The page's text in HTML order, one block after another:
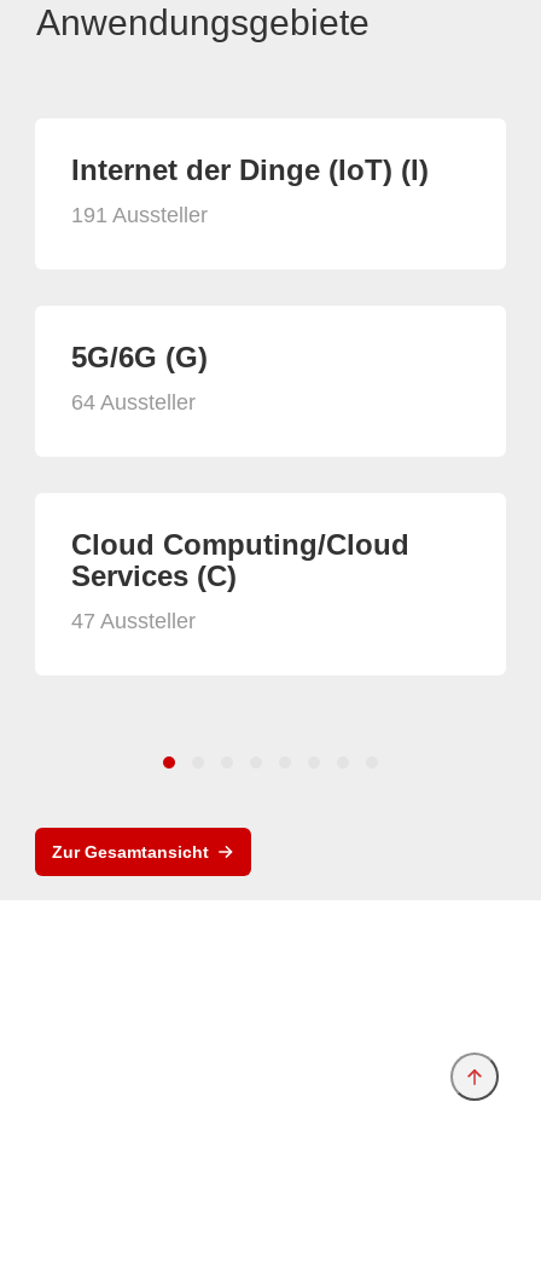
Anwendungsgebiete
Internet der Dinge (IoT) (I)
191 Aussteller
5G/6G (G)
64 Aussteller
Cloud Computing/Cloud
Services (C)
47 Aussteller
Zur Gesamtansicht